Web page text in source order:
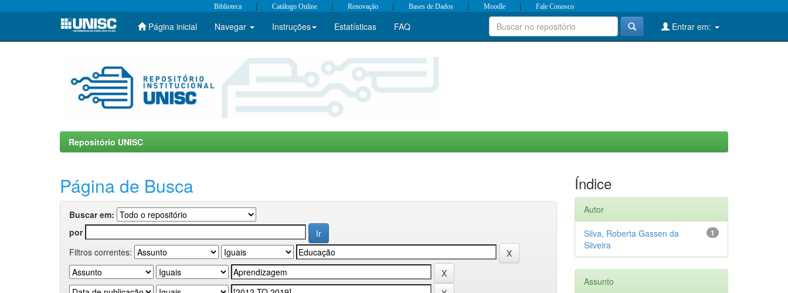
Skip
Biblioteca | Catálogo Online | Renovação | Bases de Dados | Moodle | Fale Conosco
Página inicial Navegar Instruções Estatísticas FAQ Entrar em:
Repositório UNISC
Página de Busca
Buscar em:
por
Filtros correntes:
Índice
Autor
1
Silva, Roberta Gassen da
Silveira
Assunto